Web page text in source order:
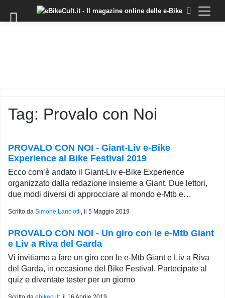
×
TUTORIAL
DI
EBIKECULT
CONTATTI
PRIVACY
POLICY
Tag: Provalo con Noi
PROVALO CON NOI - Giant-Liv e-Bike
Experience al Bike Festival 2019
Ecco com’è andato il Giant-Liv e-Bike Experience
organizzato dalla redazione insieme a Giant. Due lettori,
due modi diversi di approcciare al mondo e-Mtb e…
Scritto da Simone Lanciotti, il 5 Maggio 2019
PROVALO CON NOI - Un giro con le e-Mtb Giant
e Liv a Riva del Garda
Vi invitiamo a fare un giro con le e-Mtb Giant e Liv a Riva
del Garda, in occasione del Bike Festival. Partecipate al
quiz e diventate tester per un giorno